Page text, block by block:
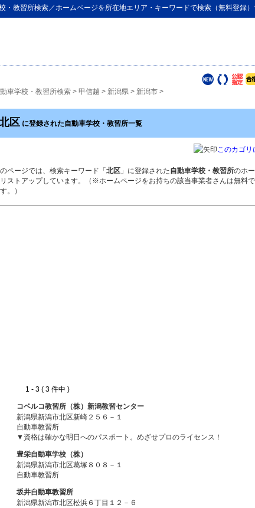
・教習所検索／ホームページを所在地エリア・キーワードで検索（無料登録）
車学校・教習所検索 > 甲信越 > 新潟県 > 新潟市 >
区 に登録された自動車学校・教習所一覧
このカゴリ
ページでは、検索キーワード「 北区 」に登録された自動車学校・教習所のホ
ストアップしています。（※ホームページをお持ちの該当事業者さんは無料
。）
1 - 3 ( 3 件中 )
コベルコ教習所（株）新潟教習センター
新潟県新潟市北区新崎２５６－１
自動車教習所
▼資格は確かな明日へのパスポート。めざせプロのライセンス！
豊栄自動車学校（株）
新潟県新潟市北区葛塚８０８－１
自動車教習所
坂井自動車教習所
新潟県新潟市北区松浜６丁目１２－６